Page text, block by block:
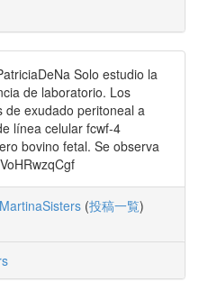
Solo estudio la
de laboratorio. Los
de exudado peritoneal a
línea celular fcwf-4
bovino fetal. Se observa
(投稿一覧)